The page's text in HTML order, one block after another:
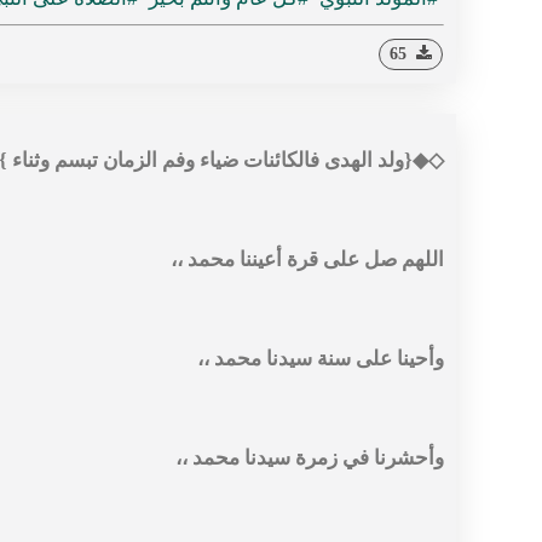
◇◆{ولد الهدى فالكائنات ضياء وفم الزمان تبسم
اللهم صل على قرة أعيننا محمد ،،
وأحينا على سنة سيدنا محمد ،،
وأحشرنا في زمرة سيدنا محمد ،،